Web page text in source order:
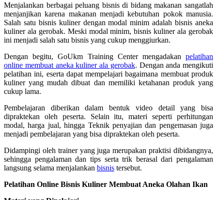
Menjalankan berbagai peluang bisnis di bidang makanan sangatlah
menjanjikan karena makanan menjadi kebutuhan pokok manusia.
Salah satu bisnis kuliner dengan modal minim adalah bisnis aneka
kuliner ala gerobak. Meski modal minim, bisnis kuliner ala gerobak
ini menjadi salah satu bisnis yang cukup menggiurkan.
Dengan begitu, GoUkm Training Center mengadakan pelatihan
online membuat aneka kuliner ala gerobak. Dengan anda mengikuti
pelatihan ini, eserta dapat mempelajari bagaimana membuat produk
kuliner yang mudah dibuat dan memiliki ketahanan produk yang
cukup lama.
Pembelajaran diberikan dalam bentuk video detail yang bisa
dipraktekan oleh peserta. Selain itu, materi seperti perhitungan
modal, harga jual, hingga Teknik penyajian dan pengemasan juga
menjadi pembelajaran yang bisa dipraktekan oleh peserta.
Didampingi oleh trainer yang juga merupakan praktisi dibidangnya,
sehingga pengalaman dan tips serta trik berasal dari pengalaman
langsung selama menjalankan bisnis tersebut.
Pelatihan Online Bisnis Kuliner Membuat Aneka Olahan Ikan